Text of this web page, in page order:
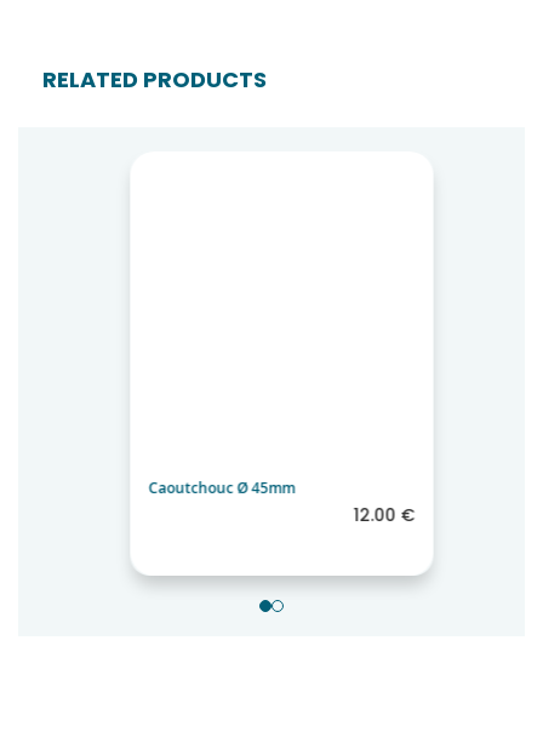
RELATED PRODUCTS
Caoutchouc Ø 45mm
12.00 €